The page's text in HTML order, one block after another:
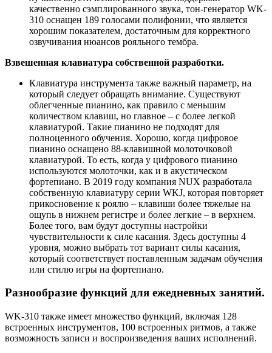
качественно сэмплированного звука, тон-генератор WK-
310 оснащен 189 голосами полифонии, что является
хорошим показателем, достаточным для корректного
озвучивания нюансов рояльного тембра.
Взвешенная клавиатура собственной разработки.
Клавиатура инструмента также важный параметр, на
который следует обращать внимание. Существуют
облегченные пианино, как правило с меньшим
количеством клавиш, но главное – с более легкой
клавиатурой. Такие пианино не подходят для
полноценного обучения. Хорошо, когда цифровое
пианино оснащено 88-клавишной молоточковой
клавиатурой. То есть, когда у цифрового пианино
используются молоточки, как и в акустическом
фортепиано. В 2019 году компания NUX разработала
собственную клавиатуру серии WKJ, которая повторяет
прикосновение к роялю – клавиши более тяжелые на
ощупь в нижнем регистре и более легкие – в верхнем.
Более того, вам будут доступны настройки
чувствительности к силе касания. Здесь доступны 4
уровня, можно выбрать тот вариант силы касания,
который соответствует поставленным задачам обучения
или стилю игры на фортепиано.
Разнообразие функций для ежедневных занятий.
WK-310 также имеет множество функций, включая 128
встроенных инструментов, 100 встроенных ритмов, а также
возможность записи и воспроизведения ваших исполнений.